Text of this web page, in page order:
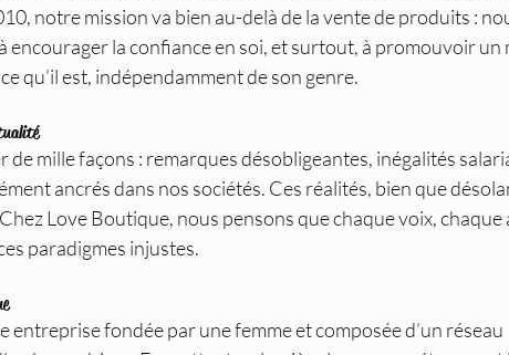
notre mission va bien au-delà de la vente de produits :
encourager la confiance en soi, et surtout, à promouvoir un
qu’il est, indépendamment de son genre.
de mille façons : remarques désobligeantes, inégalités
ancrés dans nos sociétés. Ces réalités, bien que
Love Boutique, nous pensons que chaque voix, chaque
paradigmes injustes.
entreprise fondée par une femme et composée d’un réseau